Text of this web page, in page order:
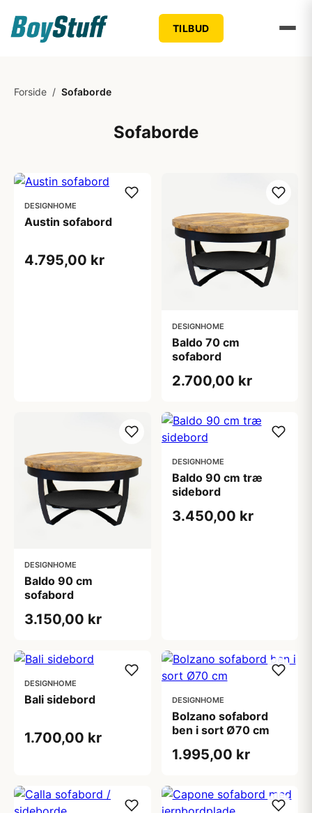
TILBUD
Forside / Sofaborde
Sofaborde
DESIGNHOME
Austin sofabord
4.795,00 kr
DESIGNHOME
Baldo 70 cm
sofabord
2.700,00 kr
DESIGNHOME
Baldo 90 cm
sofabord
3.150,00 kr
DESIGNHOME
Baldo 90 cm træ
sidebord
3.450,00 kr
DESIGNHOME
Bali sidebord
1.700,00 kr
DESIGNHOME
Bolzano sofabord
ben i sort Ø70 cm
1.995,00 kr